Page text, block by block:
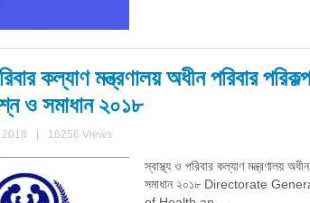
কল্যাণ মন্ত্রণালয় অধীন পরিবার
ও সমাধান ২০১৮
2018 16256 Views
স্বাস্থ্য ও পরিবার কল্যাণ মন্ত্রণালয়
সমাধান ২০১৮ Directorate